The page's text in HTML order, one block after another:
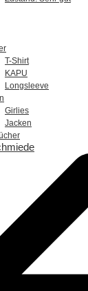
T-Shirt
KAPU
Longsleeve
Girlies
Jacken